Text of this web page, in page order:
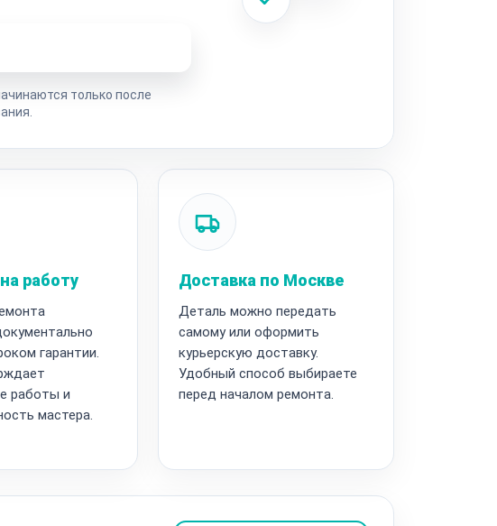
только после
работу
гарантии.
работы и
мастера.
Доставка по Москве
Деталь можно передать
самому или оформить
курьерскую доставку.
Удобный способ выбираете
перед началом ремонта.